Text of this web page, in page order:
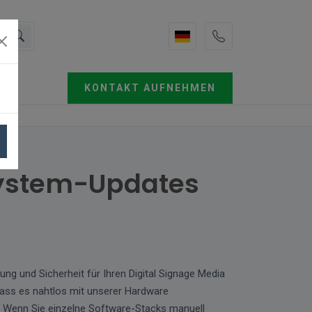
KONTAKT AUFNEHMEN
Updates
und Sicherheit für Ihren Digital Signage Media
es nahtlos mit unserer Hardware
Sie einzelne Software-Stacks manuell